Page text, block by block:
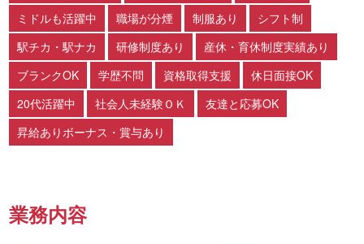
ミドルも活躍中
職場が分煙 制服あり
シフト制
駅チカ・駅ナカ
研修制度あり
産休・育休制度実績あり
ブランクOK
学歴不問 資格取得支援
休日面接OK
20代活躍中
社会人未経験ＯＫ
友達と応募OK
昇給ありボーナス・賞与あり
業務内容